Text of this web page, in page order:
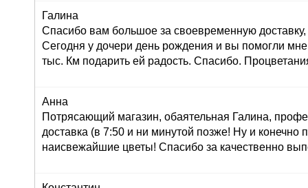
Галина
Спасибо вам большое за своевременную доставку,
Сегодня у дочери день рождения и вы помогли
тыс. Км подарить ей радость. Спасибо.
Анна
Потрясающий магазин, обаятельная Галина,
доставка (в 7:50 и ни минутой позже! Ну и конечно
наисвежайшие цветы! Спасибо за качественно